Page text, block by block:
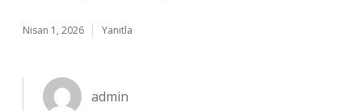
Nisan 1, 2026 Yanıtla
admin